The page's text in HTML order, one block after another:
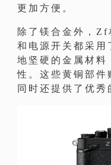
更加方便。
除了镁合金外，Zf
和电源开关都采用
地坚硬的金属材料
性。这些黄铜部件
同时还提供了优秀